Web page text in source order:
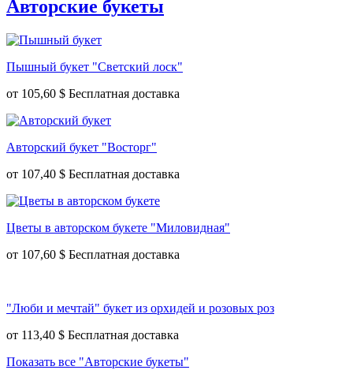
Авторские букеты
Пышный букет "Светский лоск"
от 105,60 $
Авторский букет "Восторг"
от 107,40 $
Цветы в авторском букете "Миловидная"
от 107,60 $
"Люби и мечтай" букет из орхидей и розовых роз
от 113,40 $
Показать все "Авторские букеты"